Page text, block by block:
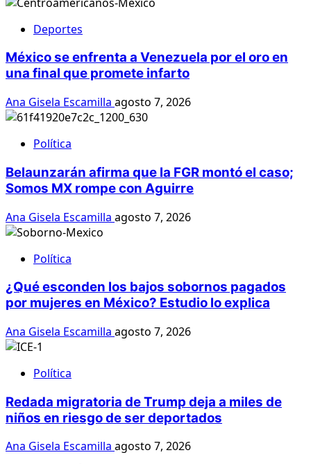
Deportes
México se enfrenta a Venezuela por el oro en
una final que promete infarto
Ana Gisela Escamilla agosto 7, 2026
Política
Belaunzarán afirma que la FGR montó el caso;
Somos MX rompe con Aguirre
Ana Gisela Escamilla agosto 7, 2026
Política
¿Qué esconden los bajos sobornos pagados
por mujeres en México? Estudio lo explica
Ana Gisela Escamilla agosto 7, 2026
Política
Redada migratoria de Trump deja a miles de
niños en riesgo de ser deportados
Ana Gisela Escamilla agosto 7, 2026